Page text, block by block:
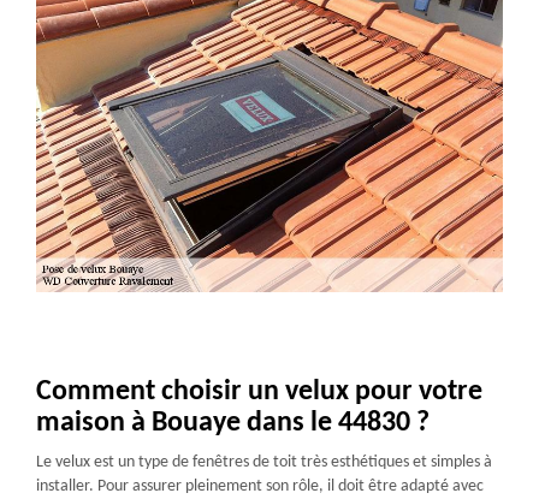
Comment choisir un velux pour votre
maison à Bouaye dans le 44830 ?
Le velux est un type de fenêtres de toit très esthétiques et simples à
installer. Pour assurer pleinement son rôle, il doit être adapté avec